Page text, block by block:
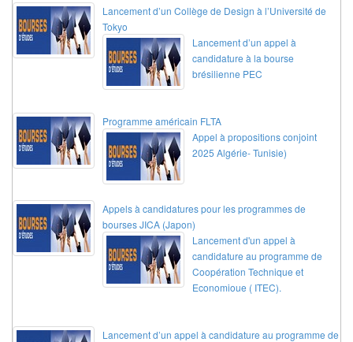
Lancement d’un Collège de Design à l’Université de
Tokyo
Lancement d’un appel à
candidature à la bourse
brésilienne PEC
Programme américain FLTA
Appel à propositions conjoint
2025 Algérie- Tunisie)
Appels à candidatures pour les programmes de
bourses JICA (Japon)
Lancement d'un appel à
candidature au programme de
Coopération Technique et
Economioue ( ITEC).
Lancement d’un appel à candidature au programme de